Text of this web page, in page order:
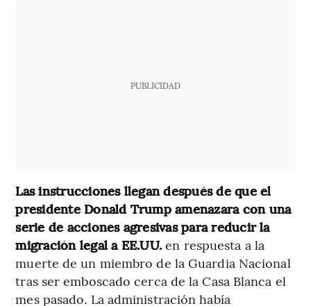
PUBLICIDAD
Las instrucciones llegan después de que el
presidente Donald Trump amenazara con una
serie de acciones agresivas para reducir la
migración legal a EE.UU. en respuesta a la
muerte de un miembro de la Guardia Nacional
tras ser emboscado cerca de la Casa Blanca el
mes pasado. La administración había